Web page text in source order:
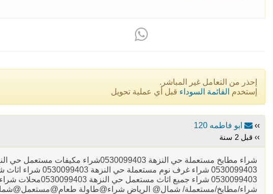
إحذر من التعامل غير المباشر.
إستخدم القائمة السوداء قبل أي عملية تحويل
›› ابو فاطمه 120
›› قبل 2 سنة
0530099403 شراء
0530099403 شراء
شراء/مطابخ/مستعملة/ شمال@ الرياض شراء@طاولة